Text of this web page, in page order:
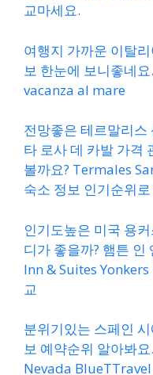
교마세요.
여행지 가까운 이탈
보 한눈에 보니좋네
vacanza al mare
전망좋은 테르말리스
타 로사 데 카발 가격
볼까요? Termales
숙소 정보 인기순위
인기도높은 미국 용
디가 좋을까? 햄튼
Inn & Suites
교
분위기있는 스페인
보 예약순위 알아봐
Nevada